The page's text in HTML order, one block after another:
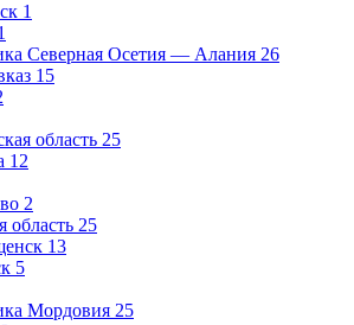
1
Северная Осетия — Алания 26
15
область 25
12
2
область 25
13
5
Мордовия 25